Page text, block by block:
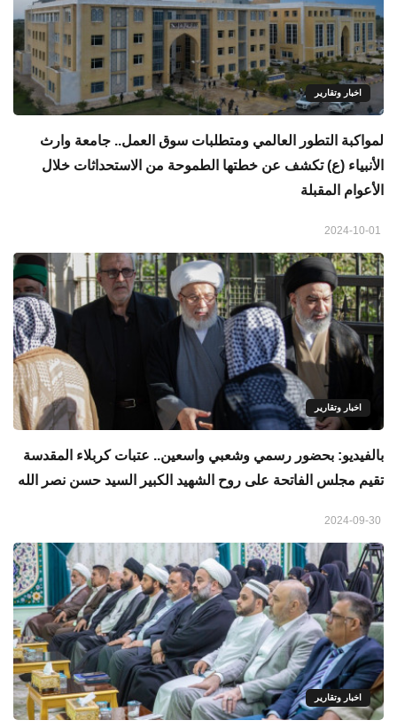
اخبار وتقارير
لمواكبة التطور العالمي ومتطلبات سوق العمل.. جامعة وارث
الأنبياء (ع) تكشف عن خطتها الطموحة من الاستحداثات خلال
الأعوام المقبلة
اخبار وتقارير
بالفيديو: بحضور رسمي وشعبي واسعين.. عتبات كربلاء المقدسة
تقيم مجلس الفاتحة على روح الشهيد الكبير السيد حسن نصر الله
اخبار وتقارير